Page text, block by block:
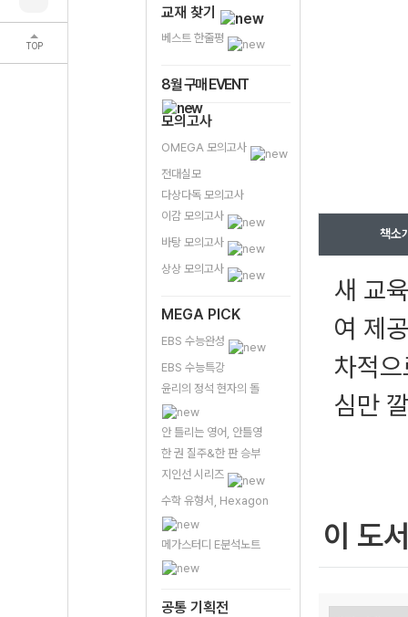
TOP
교재 찾기
베스트 한줄평
8월 구매 EVENT
모의고사
OMEGA 모의고사
전대실모
다상다독 모의고사
이감 모의고사
바탕 모의고사
상상 모의고사
MEGA PICK
EBS 수능완성
EBS 수능특강
윤리의 정석 현자의 돌
안 틀리는 영어, 안틀영
한 권 질주&한 판 승부
지인선 시리즈
수학 유형서, Hexagon
메가스터디 E분석노트
공통 기획전
책소
새 교
여 제
차적
심만
이 도